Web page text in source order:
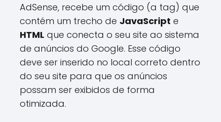
AdSense, recebe um código (a tag) que
contém um trecho de JavaScript e
HTML que conecta o seu site ao sistema
de anúncios do Google. Esse código
deve ser inserido no local correto dentro
do seu site para que os anúncios
possam ser exibidos de forma
otimizada.